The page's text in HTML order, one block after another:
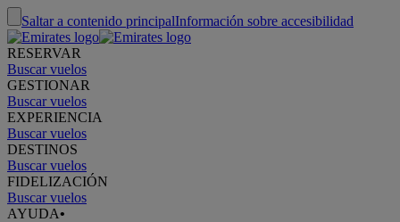
Saltar a contenido principalInformación sobre accesibilidad
RESERVAR
Buscar vuelos
GESTIONAR
Buscar vuelos
EXPERIENCIA
Buscar vuelos
DESTINOS
Buscar vuelos
FIDELIZACIÓN
Buscar vuelos
AYUDA•